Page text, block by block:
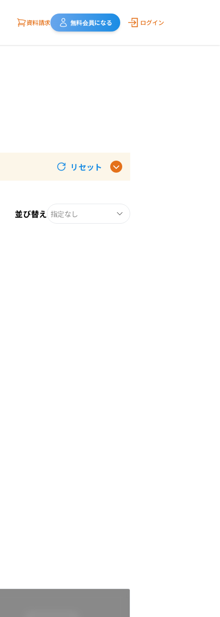
資料請求 無料会員になる ログイン
リセット
並び替え 指定なし